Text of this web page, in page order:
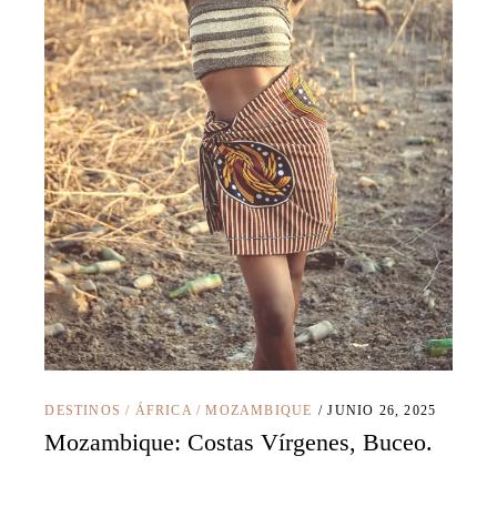
DESTINOS / ÁFRICA /MOZAMBIQUE JUNIO 26, 2025
Mozambique: Costas Vírgenes, Buceo.